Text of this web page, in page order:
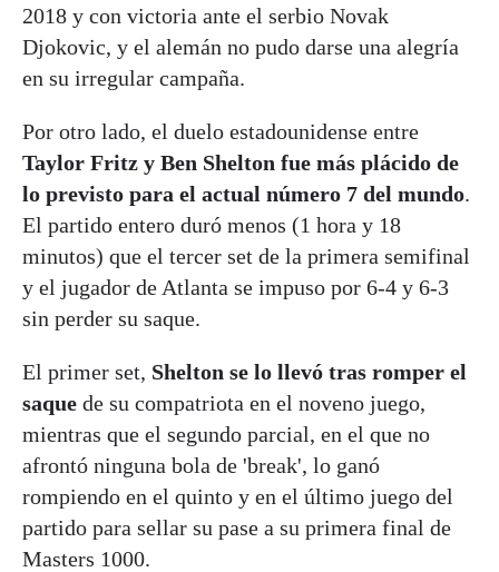
2018 y con victoria ante el serbio Novak
Djokovic, y el alemán no pudo darse una alegría
en su irregular campaña.
Por otro lado, el duelo estadounidense entre
Taylor Fritz y Ben Shelton fue más plácido de
lo previsto para el actual número 7 del mundo.
El partido entero duró menos (1 hora y 18
minutos) que el tercer set de la primera semifinal
y el jugador de Atlanta se impuso por 6-4 y 6-3
sin perder su saque.
El primer set, Shelton se lo llevó tras romper el
saque de su compatriota en el noveno juego,
mientras que el segundo parcial, en el que no
afrontó ninguna bola de 'break', lo ganó
rompiendo en el quinto y en el último juego del
partido para sellar su pase a su primera final de
Masters 1000.